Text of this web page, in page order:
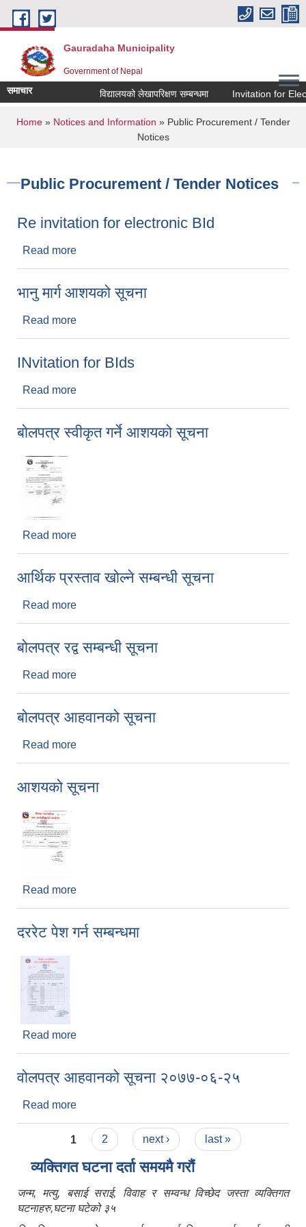
Skip to main content
Gauradaha Municipality
Government of Nepal
समाचार विद्यालयको लेखापरिक्षण सम्बन्धमा Invitation for
You are here
Home» Notices and Information » Public Procurement / Tender
Notices
Public Procurement / Tender Notices
Re invitation for electronic BId
Read more
भानु मार्ग आशयको सूचना
Read more
INvitation for BIds
Read more
बोलपत्र स्वीकृत गर्ने आशयको सूचना
Read more
आर्थिक प्रस्ताव खोल्ने सम्बन्धी सूचना
Read more
बोलपत्र रद्व सम्बन्धी सूचना
Read more
बोलपत्र आहवानको सूचना
Read more
आशयको सूचना
Read more
दररेट पेश गर्न सम्बन्धमा
Read more
वोलपत्र आहवानको सूचना २०७७-०६-२५
Read more
Pages
1 2 next › last »
व्यक्तिगत घटना दर्ता समयमै गरौं
जन्म, मत्यु, बसाई सराई, विवाह र सम्वन्ध विच्छेद जस्ता व्यक्तिगत
घटनाहरु,घटना घटेको ३५